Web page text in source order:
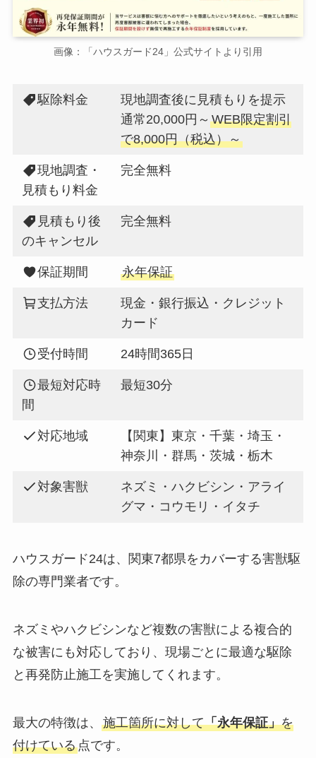
画像：「ハウスガード24」公式サイトより引用
駆除料金
現地調査後に見積もりを提示
通常20,000円～WEB限定割引
で8,000円（税込）～
現地調査・
見積もり料金
完全無料
見積もり後
のキャンセル
完全無料
保証期間 永年保証
支払方法
現金・銀行振込・クレジット
カード
受付時間 24時間365日
最短対応時
間
最短30分
対応地域
【関東】東京・千葉・埼玉・
神奈川・群馬・茨城・栃木
対象害獣
ネズミ・ハクビシン・アライ
グマ・コウモリ・イタチ
ハウスガード24は、関東7都県をカバーする害獣駆
除の専門業者です。
ネズミやハクビシンなど複数の害獣による複合的
な被害にも対応しており、現場ごとに最適な駆除
と再発防止施工を実施してくれます。
最大の特徴は、 施工箇所に対して「永年保証」を
付けている点です。